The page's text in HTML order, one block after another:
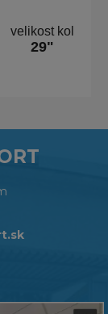
velikost kol
29"